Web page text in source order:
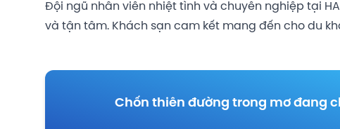
Đội ngũ nhân viên nhiệt tình và chuyên nghiệp tại
và tận tâm. Khách sạn cam kết mang đến cho du
Chốn thiên đường trong mơ đang